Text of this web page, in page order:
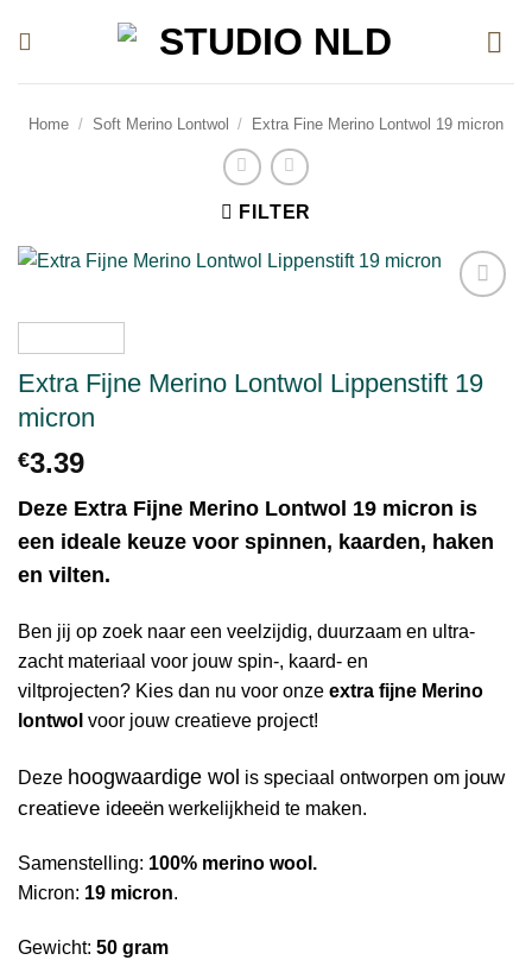
Home / Soft Merino Lontwol / Extra Fine Merino Lontwol 19 micron
FILTER
Extra Fijne Merino Lontwol Lippenstift 19
micron
€3.39
Deze Extra Fijne Merino Lontwol 19 micron is
een ideale keuze voor spinnen, kaarden, haken
en vilten.
Ben jij op zoek naar een veelzijdig, duurzaam en ultra-
zacht materiaal voor jouw spin-, kaard- en
viltprojecten? Kies dan nu voor onze extra fijne Merino
lontwol voor jouw creatieve project!
Deze hoogwaardige wol is speciaal ontworpen om jouw
creatieve ideeën werkelijkheid te maken.
Samenstelling: 100% merino wool.
Micron: 19 micron.
Gewicht: 50 gram